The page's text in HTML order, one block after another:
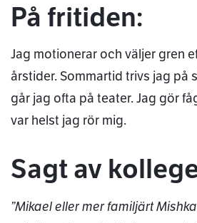
På fritiden:
Jag motionerar och väljer gren
årstider. Sommartid trivs jag på
går jag ofta på teater. Jag gör
var helst jag rör mig.
Sagt av
”Mikael eller mer familjärt